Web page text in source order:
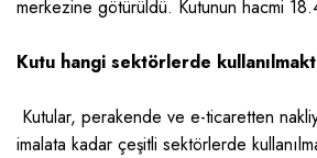
merkezine götürüldü. Kutunun hacmi
Kutu hangi sektörlerde
Kutular, perakende ve e-ticaretten
imalata kadar çeşitli sektörlerde